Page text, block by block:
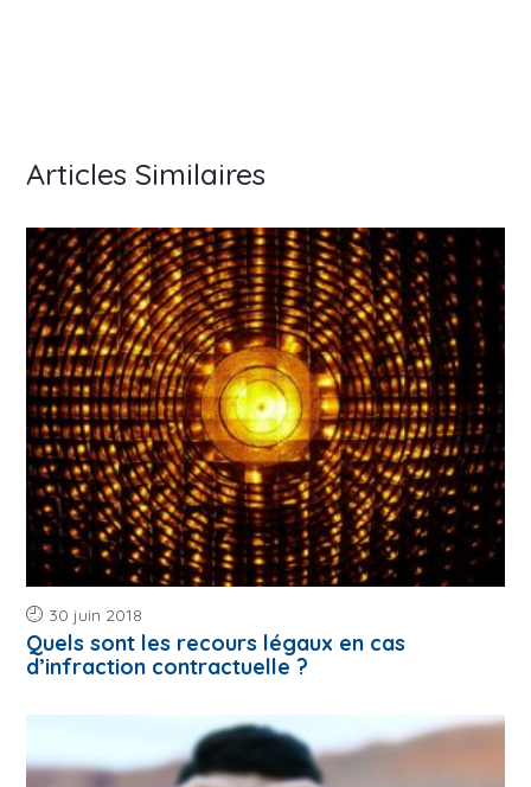
Articles Similaires
30 juin 2018
Quels sont les recours légaux en cas
d’infraction contractuelle ?